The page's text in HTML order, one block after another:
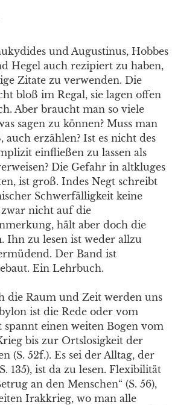
und Augustinus, Hobbes
Hegel auch rezipiert zu haben,
Zitate zu verwenden. Die
bloß im Regal, sie lagen offen
Aber braucht man so viele
sagen zu können? Muss man
auch erzählen? Ist es nicht des
einfließen zu lassen als
Die Gefahr in altkluges
ist groß. Indes Negt schreibt
Schwerfälligkeit keine
nicht auf die
hält aber doch die
Ihn zu lesen ist weder allzu
Der Band ist
Ein Lehrbuch.
die Raum und Zeit werden uns
ist die Rede oder vom
spannt einen weiten Bogen vom
bis zur Ortslosigkeit der
(S. 52f.). Es sei der Alltag, der
135), ist da zu lesen. Flexibilität
an den Menschen“ (S. 56),
Irakkrieg, wo man alle